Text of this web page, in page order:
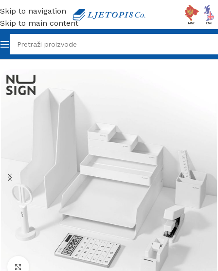
Skip to navigation
Skip to main content
Početna/ Kancelarijski materijal